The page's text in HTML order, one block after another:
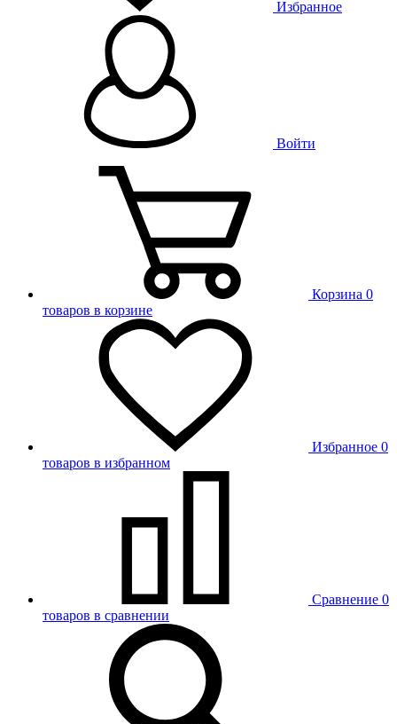
Избранное
Войти
Корзина 0
товаров в корзине
Избранное 0
товаров в избранном
Сравнение 0
товаров в сравнении